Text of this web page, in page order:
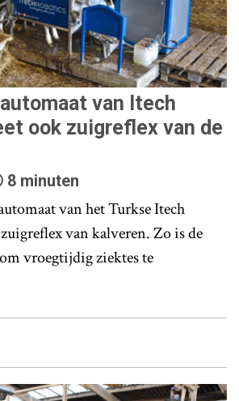
van Itech
ook zuigreflex van de
8 minuten
van het Turkse Itech
van kalveren. Zo is de
vroegtijdig ziektes te